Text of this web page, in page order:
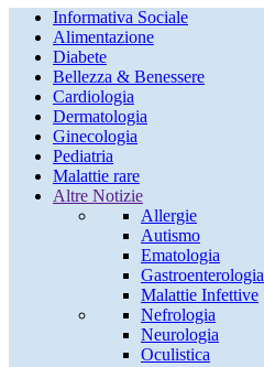
Informativa Sociale
Alimentazione
Diabete
Bellezza & Benessere
Cardiologia
Dermatologia
Ginecologia
Pediatria
Malattie rare
Altre Notizie
Allergie
Autismo
Ematologia
Gastroenterologia
Malattie Infettive
Nefrologia
Neurologia
Oculistica